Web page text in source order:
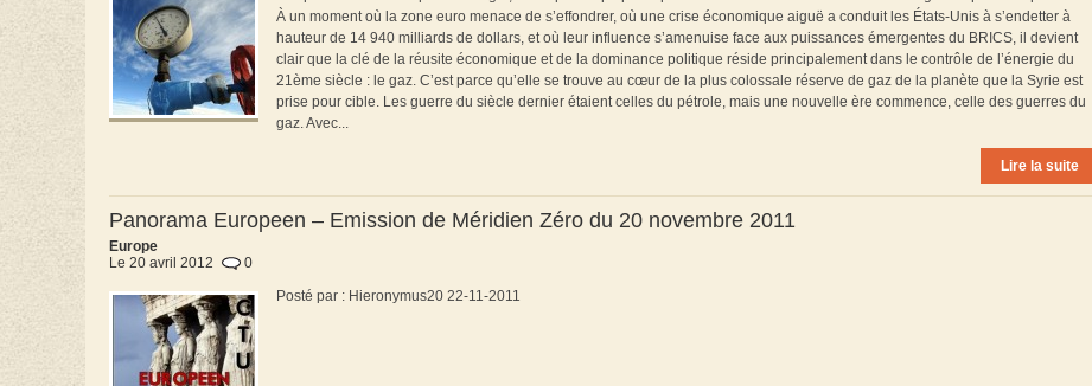
À un moment où la zone euro menace de s’effondrer, où une crise économique aiguë a conduit les États-Unis à s’endetter à
hauteur de 14 940 milliards de dollars, et où leur influence s’amenuise face aux puissances émergentes du BRICS, il devient
clair que la clé de la réusite économique et de la dominance politique réside principalement dans le contrôle de l’énergie du
21ème siècle : le gaz. C’est parce qu’elle se trouve au cœur de la plus colossale réserve de gaz de la planète que la Syrie est
prise pour cible. Les guerre du siècle dernier étaient celles du pétrole, mais une nouvelle ère commence, celle des guerres du
gaz. Avec...
Lire la suite
Panorama Europeen – Emission de Méridien Zéro du 20 novembre 2011
Europe
Le 20 avril 2012
0
Posté par : Hieronymus20 22-11-2011